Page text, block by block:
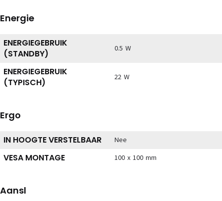
Energie
ENERGIEGEBRUIK
(STANDBY)
0.5 W
ENERGIEGEBRUIK
(TYPISCH)
22 W
Ergo
IN HOOGTE VERSTELBAAR Nee
VESA MONTAGE 100 x 100 mm
Aansl